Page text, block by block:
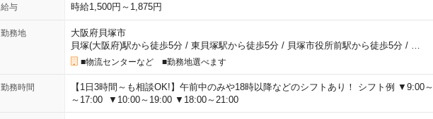
給与 時給1,500円～1,875円
勤務地
大阪府貝塚市
貝塚(大阪府)駅から徒歩5分/ 東貝塚駅から徒歩5分/ 貝塚市役所前駅から徒歩5分/
■物流センターなど ■勤務地選べます
勤務時間
【1日3時間～も相談OK!】午前中のみや18時以降などのシフトあり！ シフト例 ▼9:00
～17:00 ▼10:00～19:00 ▼18:00～21:00